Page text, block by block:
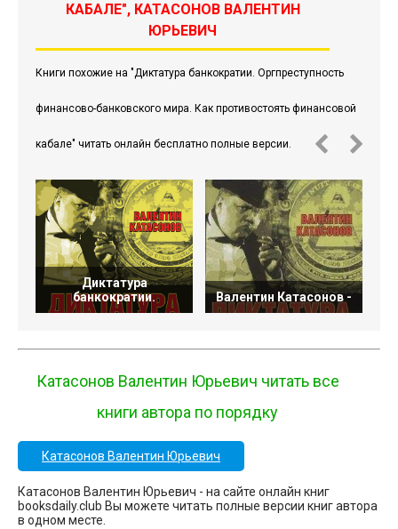
КАБАЛЕ", КАТАСОНОВ ВАЛЕНТИН
ЮРЬЕВИЧ
Книги похожие на "Диктатура банкократии. Оргпреступность
финансово-банковского мира. Как противостоять финансовой
кабале" читать онлайн бесплатно полные версии.
Диктатура
банкократии.
Валентин Катасонов -
Катасонов Валентин Юрьевич читать все
книги автора по порядку
Катасонов Валентин Юрьевич
Катасонов Валентин Юрьевич - на сайте онлайн книг
booksdaily.club Вы можете читать полные версии книг автора
в одном месте.